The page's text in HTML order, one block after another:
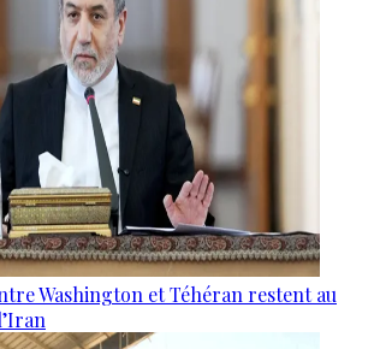
Washington et Téhéran restent au